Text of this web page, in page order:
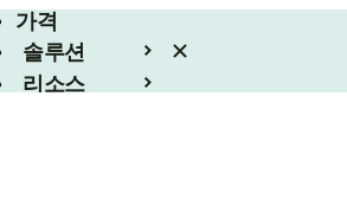
가격
솔루션
리소스